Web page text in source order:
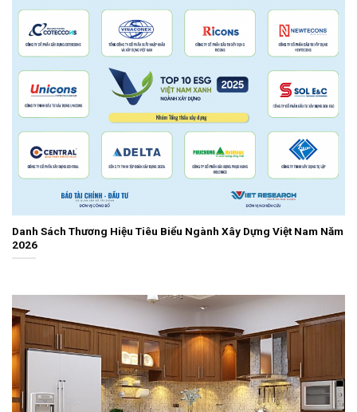
Danh Sách Thương Hiệu Tiêu Biểu Ngành Xây Dựng Việt Nam Năm
2026